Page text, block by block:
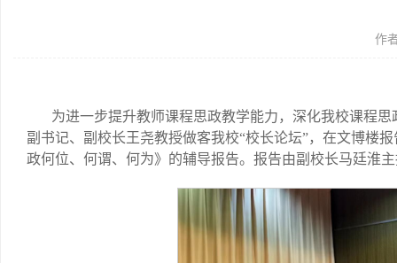
作
为进一步提升教师课程思政教学能力，深化我校课程
副书记、副校长王尧教授做客我校“校长论坛”，在文博楼
政何位、何谓、何为》的辅导报告。报告由副校长马廷淮